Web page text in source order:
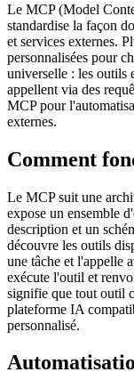
Le MCP (Model
standardise la façon
et services externes.
personnalisées pour
universelle : les outils
appellent via des
MCP pour
externes.
Comment
Le MCP suit une
expose un ensemble
description et un
découvre les outils
une tâche et l'appelle
exécute l'outil et
signifie que tout outil
plateforme IA
personnalisé.